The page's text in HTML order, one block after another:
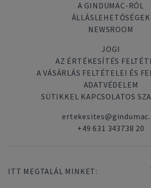
A GINDUMAC-RÓL
ÁLLÁSLEHETŐSÉGEK
NEWSROOM
JOGI
AZ ÉRTÉKESÍTÉS
A VÁSÁRLÁS FELTÉTELEI ÉS
ADATVÉDELEM
SÜTIKKEL KAPCSOLATOS
+49 631 343738 20
ITT MEGTALÁL MINKET: